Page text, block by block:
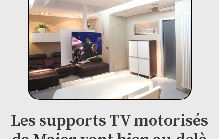
Les supports TV motorisés